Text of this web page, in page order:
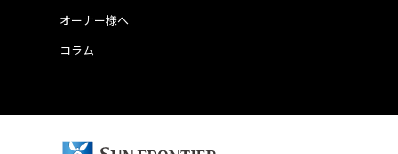
オーナー様へ
コラム